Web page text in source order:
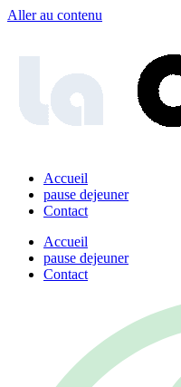
Aller au contenu
Accueil
pause dejeuner
Contact
Accueil
pause dejeuner
Contact